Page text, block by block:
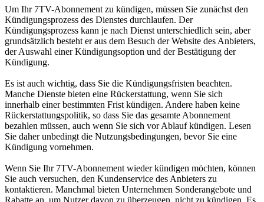
Um Ihr 7TV-Abonnement zu kündigen, müssen Sie zunächst den
Kündigungsprozess des Dienstes durchlaufen. Der
Kündigungsprozess kann je nach Dienst unterschiedlich sein, aber
grundsätzlich besteht er aus dem Besuch der Website des Anbieters,
der Auswahl einer Kündigungsoption und der Bestätigung der
Kündigung.
Es ist auch wichtig, dass Sie die Kündigungsfristen beachten.
Manche Dienste bieten eine Rückerstattung, wenn Sie sich
innerhalb einer bestimmten Frist kündigen. Andere haben keine
Rückerstattungspolitik, so dass Sie das gesamte Abonnement
bezahlen müssen, auch wenn Sie sich vor Ablauf kündigen. Lesen
Sie daher unbedingt die Nutzungsbedingungen, bevor Sie eine
Kündigung vornehmen.
Wenn Sie Ihr 7TV-Abonnement wieder kündigen möchten, können
Sie auch versuchen, den Kundenservice des Anbieters zu
kontaktieren. Manchmal bieten Unternehmen Sonderangebote und
Rabatte an, um Nutzer davon zu überzeugen, nicht zu kündigen. Es